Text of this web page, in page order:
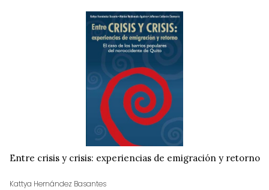
Entre crisis y crisis: experiencias de emigración y retorno
Kattya Hernández Basantes